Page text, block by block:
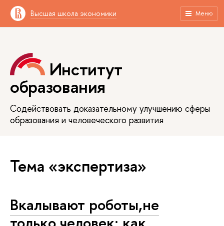
Высшая школа экономики Меню
Институт
образования
Содействовать доказательному улучшению сферы
образования и человеческого развития
Тема «экспертиза»
Вкалывают роботы,не